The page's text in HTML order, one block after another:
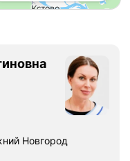
Новгород
1,79 км